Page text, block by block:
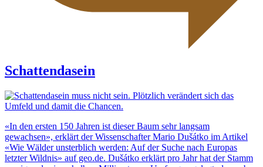
Schattendasein
«In den ersten 150 Jahren ist dieser Baum sehr langsam
gewachsen», erklärt der Wissenschafter Mario Dušátko im Artikel
«Wie Wälder unsterblich werden: Auf der Suche nach Europas
letzter Wildnis» auf geo.de. Dušátko erklärt pro Jahr hat der Stamm